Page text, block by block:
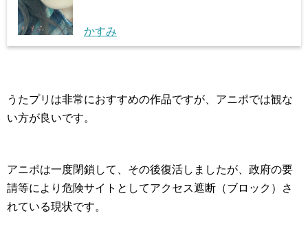
かすみ
うたプリは非常におすすめの作品ですが、アニポでは観な
い方が良いです。
アニポは一度閉鎖して、その後復活しましたが、政府の要
請等により危険サイトとしてアクセス遮断（ブロック）さ
れている現状です。